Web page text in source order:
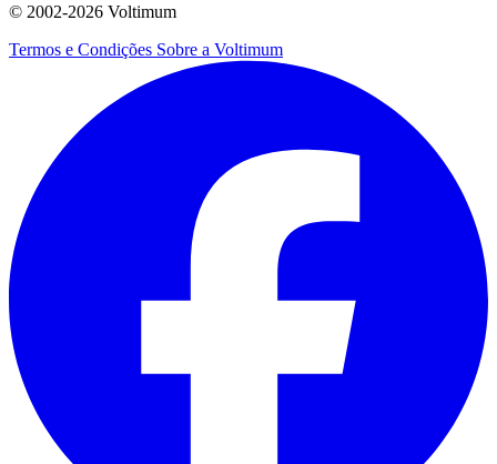
© 2002-2026 Voltimum
Termos e Condições Sobre a Voltimum